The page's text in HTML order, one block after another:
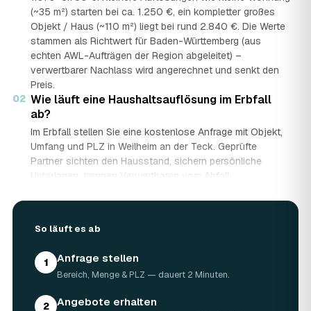
(~35 m²) starten bei ca. 1.250 €, ein kompletter großes
Objekt / Haus (~110 m²) liegt bei rund 2.840 €. Die Werte
stammen als Richtwert für Baden-Württemberg (aus
echten AWL-Aufträgen der Region abgeleitet) –
verwertbarer Nachlass wird angerechnet und senkt den
Preis.
02 Wie läuft eine Haushaltsauflösung im Erbfall
ab?
Im Erbfall stellen Sie eine kostenlose Anfrage mit Objekt,
Umfang und PLZ in Weilheim an der Teck. Geprüfte
Partner sichten den Hausstand, sichern persönliche
Unterlagen, trennen Verwertbares vom Abfall,
Wunsch besenrein zur Übergabe. Sie erhalten mehrere
wenn mehrere Erben beteiligt sind.
Werden Wertgegenstände und Antiquitäten
angerechnet?
Ja. Antiquitäten, Möbel, Schmuck und ganze Sammlungen
aus dem Nachlass werden fachkundig begutachtet und
So läuft es ab
1 Anfrage stellen
Bereich, Menge & PLZ — dauert 2 Minuten.
2 Angebote erhalten